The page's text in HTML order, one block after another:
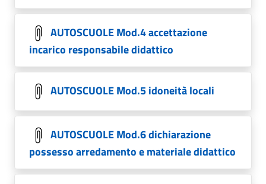
AUTOSCUOLE Mod.4 accettazione
incarico responsabile didattico
AUTOSCUOLE Mod.5 idoneità locali
AUTOSCUOLE Mod.6 dichiarazione
possesso arredamento e materiale didattico